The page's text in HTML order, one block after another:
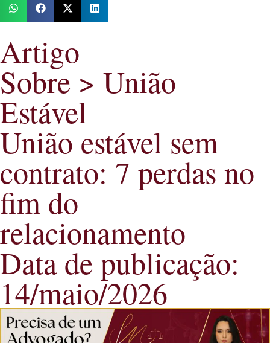
Artigo
Sobre > União
Estável
União estável sem
contrato: 7 perdas no
fim do
relacionamento
Data de publicação:
14/maio/2026